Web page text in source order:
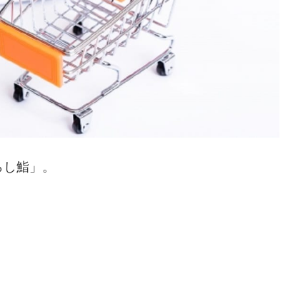
鮨」。